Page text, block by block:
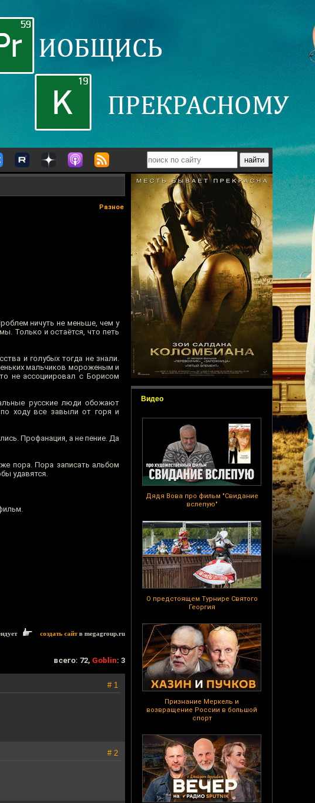
Видео
Дядя Вова про фильм "Свидание
вслепую"
О предстоящем Турнире Святого
Георгия
Признание Меркель и
возвращение России в большой
спорт
Разное
ничуть не меньше, чем у
Только и остаётся, что петь
и голубых тогда не знали.
мальчиков мороженым и
не ассоциировал с Борисом
русские люди обожают
ходу все завыли от горя и
Профанация, а не пение. Да
пора. Пора записать альбом
удавятся.
создать сайтв megagroup.ru
всего: 72, Goblin: 3
# 1
# 2